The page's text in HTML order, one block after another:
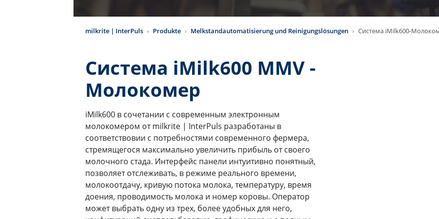
milkrite | InterPuls Produkte Melkstandautomatisierung und Reinigungslösungen Система iMilk600-
Система iMilk600 MMV -
Молокомер
iMilk600 в сочетании с современным электронным
молокомером от milkrite | InterPuls разработаны в
соответствовии с потребностями современного фермера,
стремящегося максимально увеличить прибыль от своего
молочного стада. Интерфейс панели интуитивно понятный,
позволяет отслеживать, в режиме реального времени,
молокоотдачу, кривую потока молока, температуру, время
доения, проводимость молока и номер коровы. Оператор
может выбрать одну из трех, более удобных для него,